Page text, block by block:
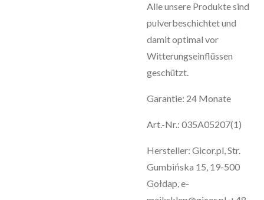
Alle unsere Produkte sind
pulverbeschichtet und
damit optimal vor
Witterungseinflüssen
geschützt.
Garantie: 24 Monate
Art.-Nr.: 035A05207(1)
Hersteller: Gicor.pl, Str.
Gumbińska 15, 19-500
Gołdap, e-